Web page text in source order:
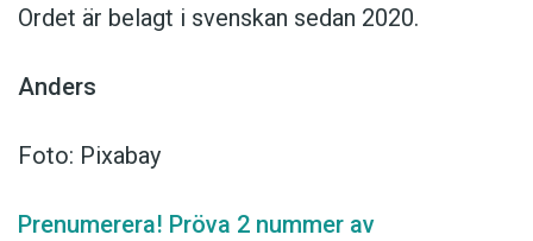
Ordet är belagt i svenskan sedan 2020.
Anders
Foto: Pixabay
Prenumerera! Pröva 2 nummer av